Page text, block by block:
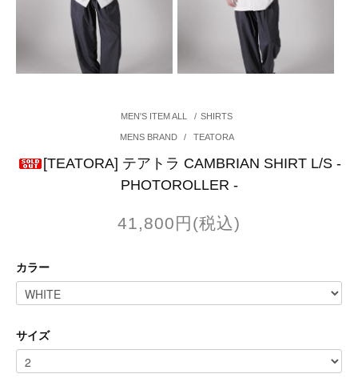
MEN'S ITEM ALL / SHIRTS
MENS BRAND / TEATORA
[TEATORA] テアトラ CAMBRIAN SHIRT L/S -
PHOTOROLLER -
41,800円(税込)
カラー
サイズ